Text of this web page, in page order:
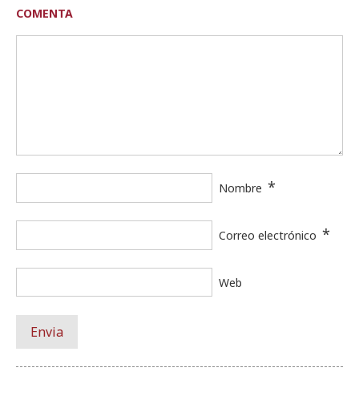
COMENTA
Nombre *
Correo electrónico *
Web